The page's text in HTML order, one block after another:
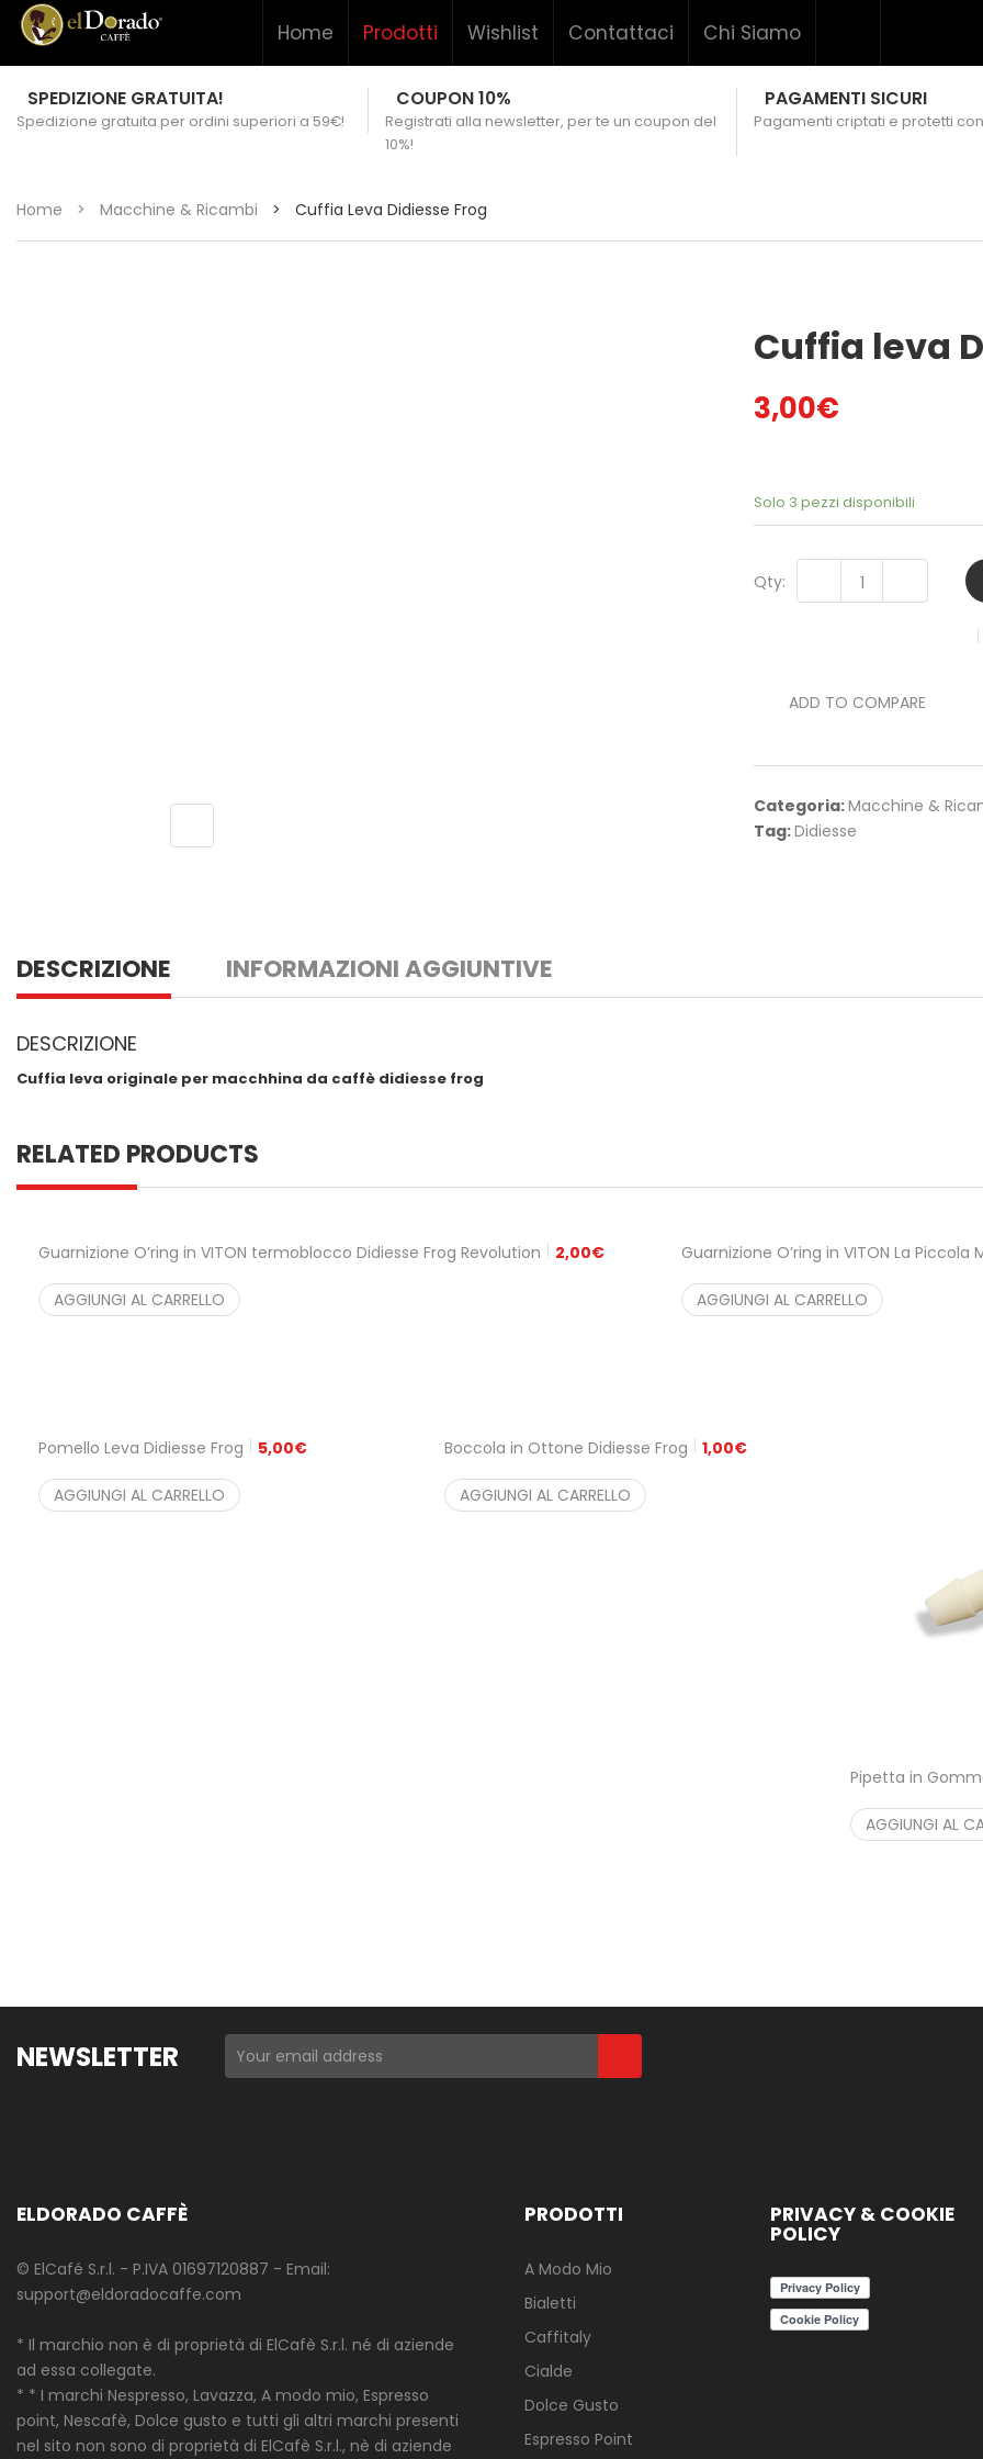
Home Prodotti Wishlist Contattaci Chi Siamo
SPEDIZIONE GRATUITA!
Spedizione gratuita per ordini superiori a 59€!
COUPON 10%
Registrati alla newsletter, per te un coupon del
10%!
PAGAMENTI SICURI
Pagamenti criptati e protetti con
Home > Macchine & Ricambi > Cuffia Leva Didiesse Frog
Cuffia leva
3,00€
Solo 3 pezzi disponibili
Qty:
ADD TO COMPARE
Categoria:Macchine &
Tag:Didiesse
DESCRIZIONE INFORMAZIONI AGGIUNTIVE
DESCRIZIONE
Cuffia leva originale per macchhina da caffè didiesse frog
RELATED PRODUCTS
Guarnizione O’ring in VITON termoblocco Didiesse Frog Revolution 2,00€
AGGIUNGI AL CARRELLO
Guarnizione O’ring in VITON La Piccola
AGGIUNGI AL CARRELLO
Pomello Leva Didiesse Frog 5,00€
AGGIUNGI AL CARRELLO
Boccola in Ottone Didiesse Frog 1,00€
AGGIUNGI AL CARRELLO
Pipetta in
AGGIUNGI AL
NEWSLETTER
ELDORADO CAFFÈ
© ElCafé S.r.l. - P.IVA 01697120887 - Email:
support@eldoradocaffe.com
* Il marchio non è di proprietà di ElCafè S.r.l. né di aziende
ad essa collegate.
* * I marchi Nespresso, Lavazza, A modo mio, Espresso
point, Nescafè, Dolce gusto e tutti gli altri marchi presenti
nel sito non sono di proprietà di ElCafè S.r.l., nè di aziende
PRODOTTI
A Modo Mio
Bialetti
Caffitaly
Cialde
Dolce Gusto
Espresso Point
PRIVACY & COOKIE
POLICY